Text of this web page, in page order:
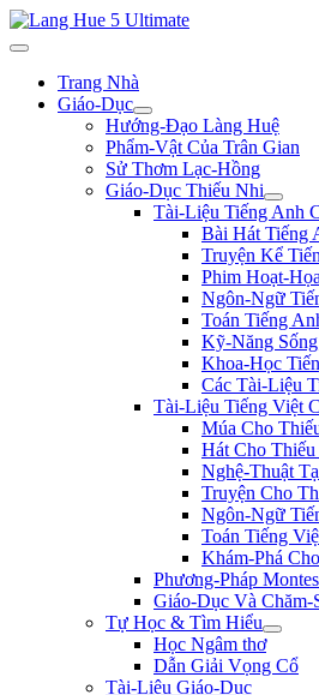
Trang Nhà
Giáo-Dục
Hướng-Đạo Làng Huệ
Phẩm-Vật Của Trân Gian
Sử Thơm Lạc-Hồng
Giáo-Dục Thiếu Nhi
Tài-Liệu Tiếng Anh
Bài Hát Tiếng
Truyện Kể
Phim Hoạt-
Ngôn-Ngữ
Toán Tiếng
Kỹ-Năng
Khoa-Học
Các Tài-Liệu
Tài-Liệu Tiếng Việt
Múa Cho
Hát Cho
Nghệ-Thuật
Truyện Cho
Ngôn-Ngữ
Toán Tiếng
Khám-Phá
Phương-Pháp
Giáo-Dục Và Chăm-
Tự Học & Tìm Hiểu
Học Ngâm thơ
Dẫn Giải Vọng Cổ
Tài-Liệu Giáo-Dục